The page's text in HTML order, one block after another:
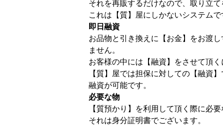
それを再販するだけなので、取り立
これは【質】屋にしかないシステムで
即日融資
お品物と引き換えに【お金】をお渡
ません。
お客様の中には【融資】をさせて頂
【質】屋では担保に対しての【融資
融資が可能です。
必要な物
【質預かり】を利用して頂く際に必要
それは身分証明書でございます。